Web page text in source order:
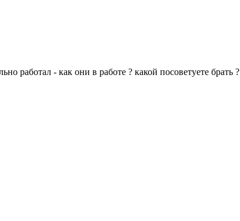
работал - как они в работе ? какой посоветуете брать ?